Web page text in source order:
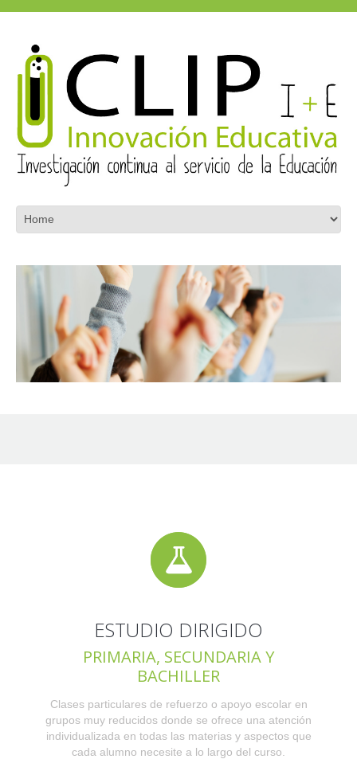
ESTUDIO DIRIGIDO
PRIMARIA, SECUNDARIA Y
BACHILLER
Clases particulares de refuerzo o apoyo escolar en
grupos muy reducidos donde se ofrece una atención
individualizada en todas las materias y aspectos que
cada alumno necesite a lo largo del curso.